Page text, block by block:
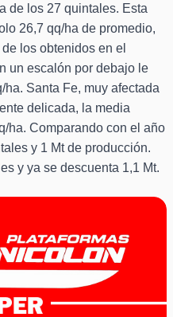
de los 27 quintales. Esta
26,7 qq/ha de promedio,
los obtenidos en el
un escalón por debajo le
Santa Fe, muy afectada
delicada, la media
ha. Comparando con el año
y 1 Mt de producción.
y ya se descuenta 1,1 Mt.